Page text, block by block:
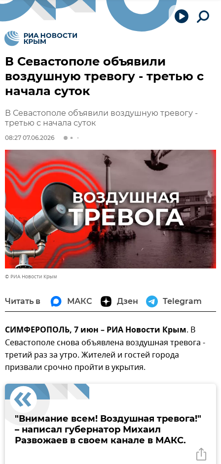
В Севастополе объявили
воздушную тревогу - третью с
начала суток
В Севастополе объявили воздушную тревогу -
третью с начала суток
08:27 07.06.2026
© РИА Новости Крым
Читать в МАКС Дзен Telegram
СИМФЕРОПОЛЬ, 7 июн – РИА Новости Крым. В
Севастополе снова объявлена воздушная тревога -
третий раз за утро. Жителей и гостей города
призвали срочно пройти в укрытия.
"Внимание всем! Воздушная тревога!"
– написал губернатор Михаил
Развожаев в своем канале в МАКС.